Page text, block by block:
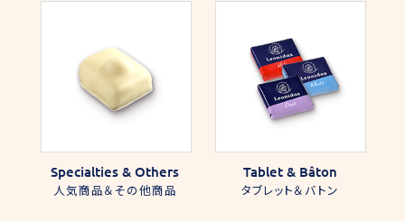
Specialties & Others
人気商品＆その他商品
Tablet & Bâton
タブレット＆バトン